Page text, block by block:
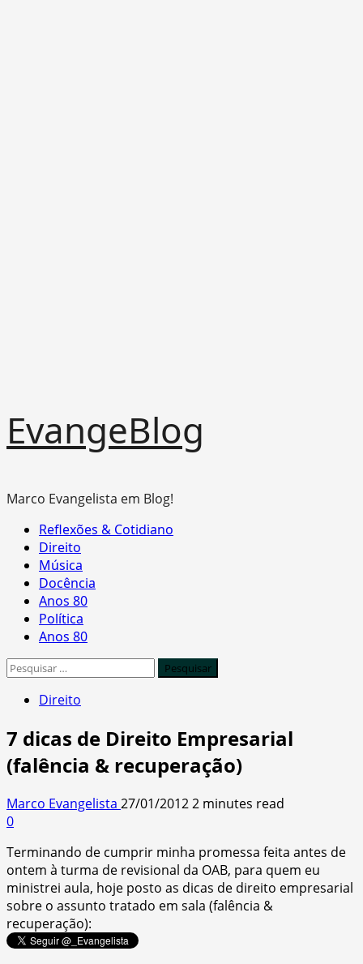
to
content
EvangeBlog
Marco Evangelista em Blog!
Primary
Menu
Reflexões & Cotidiano
Direito
Música
Docência
Anos 80
Política
Anos 80
Pesquisar
Direito
7 dicas de Direito Empresarial
(falência & recuperação)
Marco Evangelista 27/01/20122 minutes read
0
Terminando de cumprir minha promessa feita antes de
ontem à turma de revisional da OAB, para quem eu
ministrei aula, hoje posto as dicas de direito empresarial
sobre o assunto tratado em sala (falência &
recuperação):